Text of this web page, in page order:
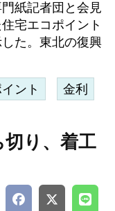
紙記者団と会見
宅エコポイント
た。東北の復興
ント 金利
り、着工